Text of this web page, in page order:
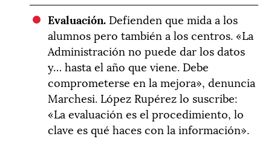
Evaluación. Defienden que mida a los
alumnos pero también a los centros. «La
Administración no puede dar los datos
y… hasta el año que viene. Debe
comprometerse en la mejora», denuncia
Marchesi. López Rupérez lo suscribe:
«La evaluación es el procedimiento, lo
clave es qué haces con la información».